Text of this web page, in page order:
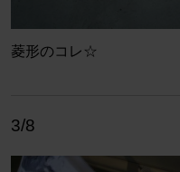
菱形のコレ☆
3/8